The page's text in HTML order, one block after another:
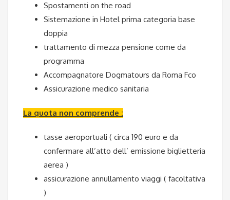
Spostamenti on the road
Sistemazione in Hotel prima categoria base
doppia
trattamento di mezza pensione come da
programma
Accompagnatore Dogmatours da Roma Fco
Assicurazione medico sanitaria
La quota non comprende :
tasse aeroportuali ( circa 190 euro e da
confermare all’atto dell’ emissione biglietteria
aerea )
assicurazione annullamento viaggi ( facoltativa
)